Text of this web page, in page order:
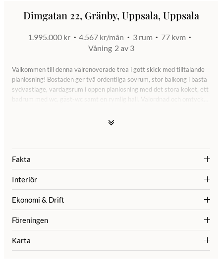
Dimgatan 22, Gränby, Uppsala, Uppsala
1.995.000 kr 4.567 kr/mån 3 rum
77 kvm
Våning 2 av 3
Välkommen till denna välrenoverade trea i gott skick med tilltalande
planlösning! Bostaden ger två ordentliga sovrum, stor balkong i bästa
sydvästläge, vardagsrum i öppen planlösning med det stora köket, ett
badrum med wc, gäst-wc samt en rymlig hall. Välordnad och omtyckt
bastu/relax samt boulebana. Utsökt pendlingsläge med endast några
visning!
Fakta
Interiör
Ekonomi & Drift
Föreningen
Karta